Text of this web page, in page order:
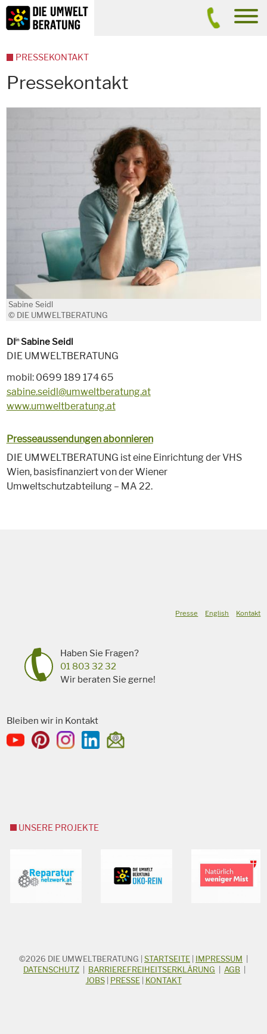
Inhalt
Suche
Pressekontakt
Sabine Seidl
© DIE UMWELTBERATUNG
DIinSabine Seidl
DIE UMWELTBERATUNG
mobil: 0699 189 174 65
sabine.seidl@umweltberatung.at
www.umweltberatung.at
Presseaussendungen abonnieren
DIE UMWELTBERATUNG ist eine Einrichtung der VHS
Wien, basisfinanziert von der Wiener
Umweltschutzabteilung – MA 22.
PRESSEKONTAKT
Presse English Kontakt
Haben Sie Fragen?
01 803 32 32
Wir beraten Sie gerne!
Bleiben wir in Kontakt
UNSERE PROJEKTE
STICHWORTSUCHE
Suchbegriff
©2026 DIE UMWELTBERATUNG STARTSEITE IMPRESSUM
DATENSCHUTZ
BARRIEREFREIHEITSERKLÄRUNG AGB
JOBS| PRESSE| KONTAKT